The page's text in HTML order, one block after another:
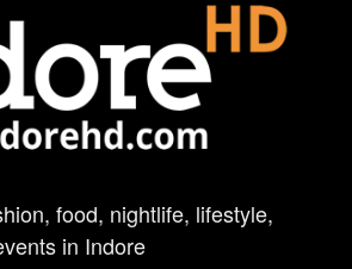
food, nightlife, lifestyle,
in Indore